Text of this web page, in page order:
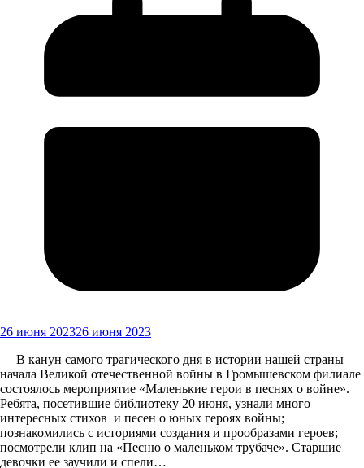
26 июня 202326 июня 2023
В канун самого трагического дня в истории нашей страны –
начала Великой отечественной войны в Громышевском филиале
состоялось мероприятие «Маленькие герои в песнях о войне».
Ребята, посетившие библиотеку 20 июня, узнали много
интересных стихов и песен о юных героях войны;
познакомились с историями создания и прообразами героев;
посмотрели клип на «Песню о маленьком трубаче». Старшие
девочки ее заучили и спели…